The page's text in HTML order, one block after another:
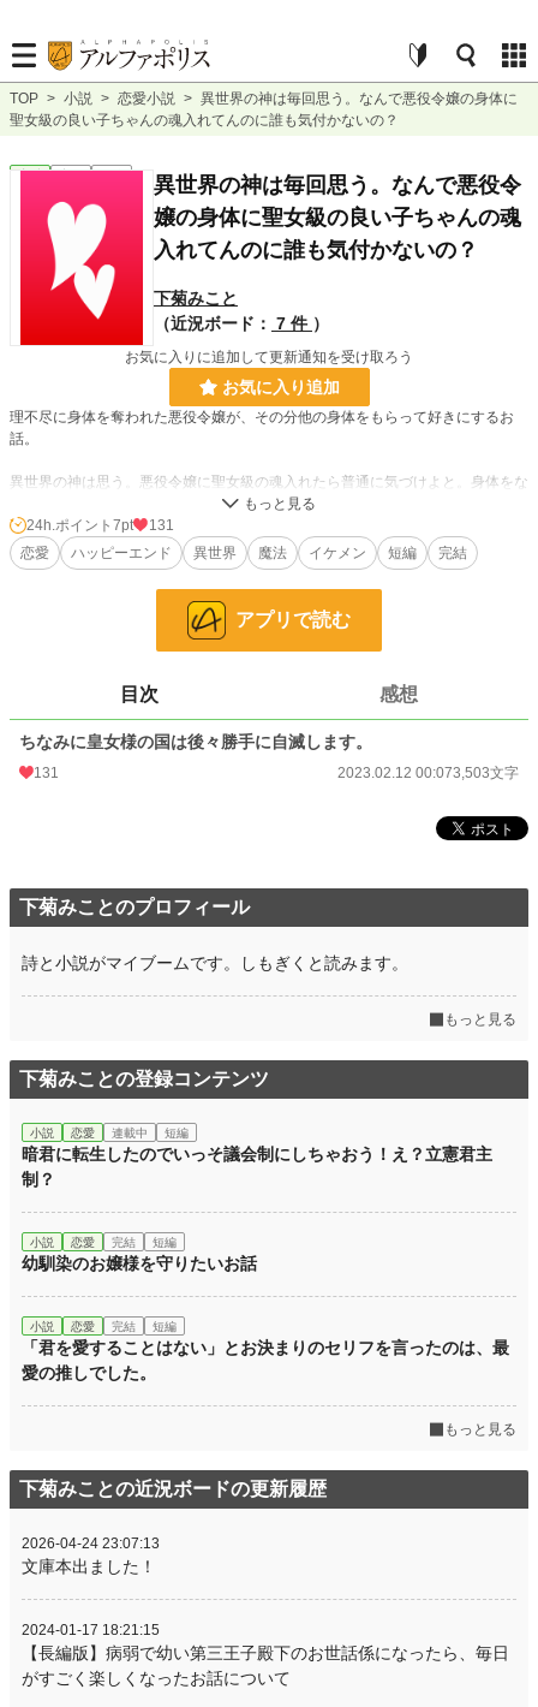
TOP > 小説 > 恋愛小説 > 異世界の神は毎回思う。なんで悪役令嬢の身体に
聖女級の良い子ちゃんの魂入れてんのに誰も気付かないの？
恋愛 完結 短編
異世界の神は毎回思う。なんで悪役令
嬢の身体に聖女級の良い子ちゃんの魂
入れてんのに誰も気付かないの？
下菊みこと
（近況ボード： 7 件 ）
お気に入りに追加して更新通知を受け取ろう
お気に入り追加
理不尽に身体を奪われた悪役令嬢が、その分他の身体をもらって好きにするお
話。
異世界の神は思う。悪役令嬢に聖女級の魂入れたら普通に気づけよと。身体をな
くした悪役令嬢は言う。貴族なんて相手のうわべしか見てないよと。よくある悪
役令嬢転生モノで、ヒロインになるんだろう女の子に身体を奪われた（神が勝手
に与えちゃった）悪役令嬢はその後他の身体をもらってなんだかんだ好きにす
る。
小説家になろう様でも投稿しています。
15,994 位 / 66,369 件
お気に入り 95
初回公開日時 2023.02.12 00:07
初回完結日時 2023.02.12 00:08
週間ポイント 77 pt (38,585 位)
年間ポイント 8,413 pt (34,786 位)
累計ポイント 65,292 pt (38,599 位)
24h.ポイント 7pt
131
恋愛
ハッピーエンド 異世界 魔法 イケメン 短編 完結
アプリで読む
目次 感想
ちなみに皇女様の国は後々勝手に自滅します。
131 2023.02.12 00:073,503文字
下菊みことのプロフィール
詩と小説がマイブームです。しもぎくと読みます。
もっと見る
下菊みことの登録コンテンツ
小説 恋愛 連載中 短編
暗君に転生したのでいっそ議会制にしちゃおう！え？立憲君主
制？
小説 恋愛 完結 短編
幼馴染のお嬢様を守りたいお話
小説 恋愛 完結 短編
「君を愛することはない」とお決まりのセリフを言ったのは、最
愛の推しでした。
もっと見る
下菊みことの近況ボードの更新履歴
2026-04-24 23:07:13
文庫本出ました！
2024-01-17 18:21:15
【長編版】病弱で幼い第三王子殿下のお世話係になったら、毎日
がすごく楽しくなったお話について